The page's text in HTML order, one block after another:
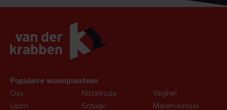
Populaire woonplaatsen
Oss
Uden
Nistelrode
Schaijk
Veghel
Maren-kessel